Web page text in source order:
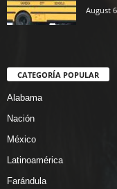
August
CATEGORÍA POPULAR
Alabama
Nación
México
Latinoamérica
Farándula